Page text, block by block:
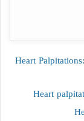
Heart
Heart